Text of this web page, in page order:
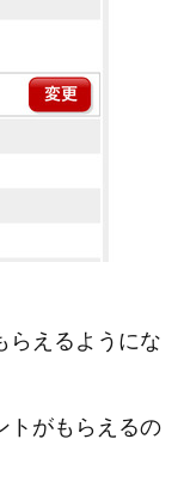
らえるようにな
トがもらえるの